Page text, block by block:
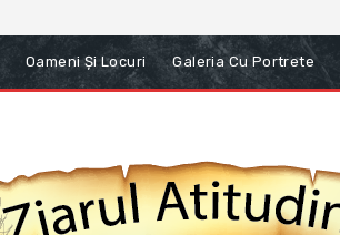
Oameni Și Locuri Galeria Cu Portrete